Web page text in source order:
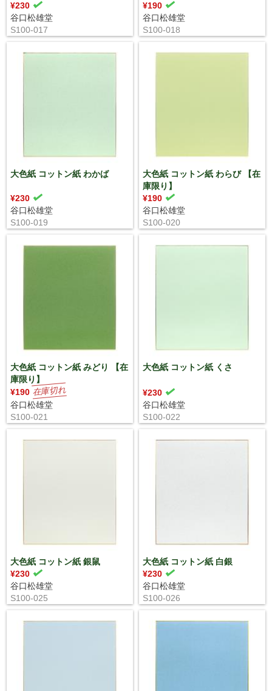
¥230
谷口松雄堂
S100-017
¥190
谷口松雄堂
S100-018
大色紙 コットン紙 わかば
¥230
谷口松雄堂
S100-019
大色紙 コットン紙 わらび 【在
庫限り】
¥190
谷口松雄堂
S100-020
大色紙 コットン紙 みどり 【在
庫限り】
¥190
谷口松雄堂
S100-021
大色紙 コットン紙 くさ
¥230
谷口松雄堂
S100-022
大色紙 コットン紙 銀鼠
¥230
谷口松雄堂
S100-025
大色紙 コットン紙 白銀
¥230
谷口松雄堂
S100-026